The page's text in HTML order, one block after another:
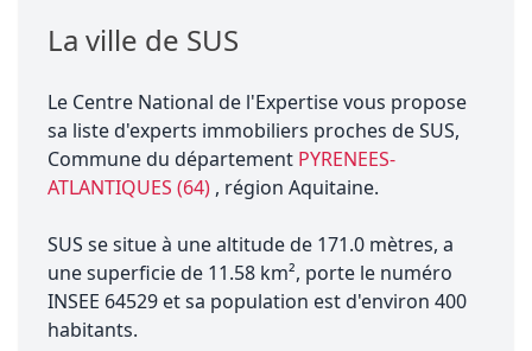
La ville de SUS
Le Centre National de l'Expertise vous propose
sa liste d'experts immobiliers proches de SUS,
Commune du département PYRENEES-
ATLANTIQUES (64) , région Aquitaine.
SUS se situe à une altitude de 171.0 mètres, a
une superficie de 11.58 km², porte le numéro
INSEE 64529 et sa population est d'environ 400
habitants.